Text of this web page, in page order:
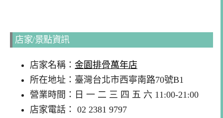
店家/景點資訊
店家名稱： 金園排骨萬年店
所在地址：臺灣台北市西寧南路70號B1
營業時間：日 一 二 三 四 五 六 11:00-21:00
店家電話： 02 2381 9797